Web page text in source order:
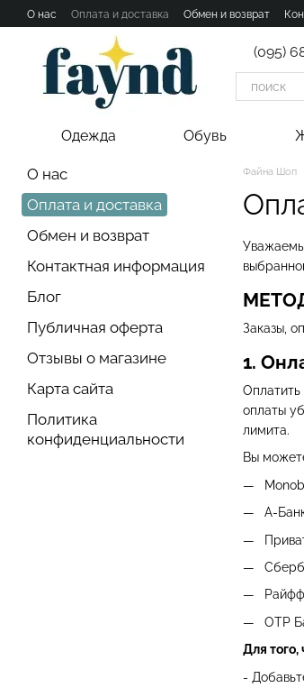
Перейти к основному контенту
О нас Оплата и доставка Обмен и возврат
(095)
Одежда Обувь
Файна Шоп
Заказы,
1.
оплаты
лимита.
Вы
А-
OTP
Для того,
-
О нас
Оплата и доставка
Обмен и возврат
Контактная информация
Блог
Публичная оферта
Отзывы о магазине
Карта сайта
Политика
конфиденциальности